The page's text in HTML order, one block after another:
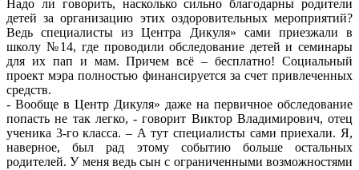
Надо ли говорить, насколько сильно благодарны родители
детей за организацию этих оздоровительных мероприятий?
Ведь специалисты из Центра Дикуля» сами приезжали в
школу №14, где проводили обследование детей и семинары
для их пап и мам. Причем всё – бесплатно! Социальный
проект мэра полностью финансируется за счет привлеченных
средств.
- Вообще в Центр Дикуля» даже на первичное обследование
попасть не так легко, - говорит Виктор Владимирович, отец
ученика 3-го класса. – А тут специалисты сами приехали. Я,
наверное, был рад этому событию больше остальных
родителей. У меня ведь сын с ограниченными возможностями